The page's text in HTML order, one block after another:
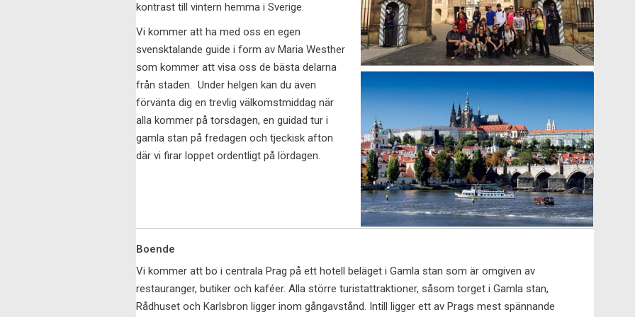
kontrast till vintern hemma i Sverige.
Vi kommer att ha med oss en egen
svensktalande guide i form av Maria Westher
som kommer att visa oss de bästa delarna
från staden. Under helgen kan du även
förvänta dig en trevlig välkomstmiddag när
alla kommer på torsdagen, en guidad tur i
gamla stan på fredagen och tjeckisk afton
där vi firar loppet ordentligt på lördagen.
Boende
Vi kommer att bo i centrala Prag på ett hotell beläget i Gamla stan som är omgiven av
restauranger, butiker och kaféer. Alla större turistattraktioner, såsom torget i Gamla stan,
Rådhuset och Karlsbron ligger inom gångavstånd. Intill ligger ett av Prags mest spännande